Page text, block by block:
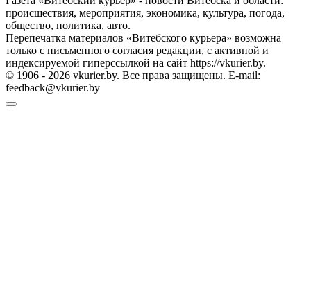
происшествия, мероприятия, экономика, культура, погода,
общество, политика, авто.
Перепечатка материалов «Витебского курьера» возможна
только с письменного согласия редакции, с активной и
индексируемой гиперссылкой на сайт https://vkurier.by.
© 1906 - 2026 vkurier.by. Все права защищены. E-mail:
feedback@vkurier.by